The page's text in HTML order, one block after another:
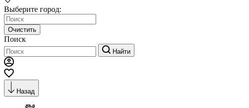
Выберите город:
Очистить
Поиск
Найти
Назад